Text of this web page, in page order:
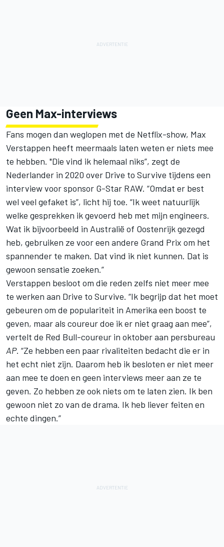
Geen Max-interviews
Fans mogen dan weglopen met de Netflix-show, Max
Verstappen heeft meermaals laten weten er niets mee
te hebben. "Die vind ik helemaal niks”, zegt de
Nederlander in 2020 over Drive to Survive tijdens een
interview voor sponsor G-Star RAW. “Omdat er best
wel veel gefaket is”, licht hij toe. “Ik weet natuurlijk
welke gesprekken ik gevoerd heb met mijn engineers.
Wat ik bijvoorbeeld in Australië of Oostenrijk gezegd
heb, gebruiken ze voor een andere Grand Prix om het
spannender te maken. Dat vind ik niet kunnen. Dat is
gewoon sensatie zoeken.”
Verstappen besloot om die reden zelfs niet meer mee
te werken aan Drive to Survive. “Ik begrijp dat het moet
gebeuren om de populariteit in Amerika een boost te
geven, maar als coureur doe ik er niet graag aan mee”,
vertelt de Red Bull-coureur in oktober aan persbureau
AP. “Ze hebben een paar rivaliteiten bedacht die er in
het echt niet zijn. Daarom heb ik besloten er niet meer
aan mee te doen en geen interviews meer aan ze te
geven. Zo hebben ze ook niets om te laten zien. Ik ben
gewoon niet zo van de drama. Ik heb liever feiten en
echte dingen.”